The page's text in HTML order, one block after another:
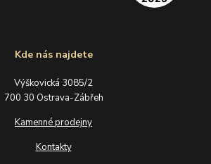
Kde nás najdete
Výškovická 3085/2
700 30 Ostrava-Zábřeh
Kamenné prodejny
Kontakty